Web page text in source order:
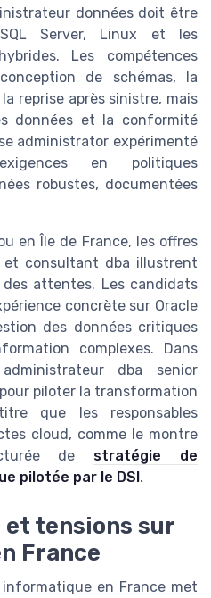
données doit être
Server, Linux et les
Les compétences
de schémas, la
reprise après sinistre, mais
données et la conformité
administrator expérimenté
en politiques
robustes, documentées
en Île de France, les offres
et consultant dba illustrent
attentes. Les candidats
concrète sur Oracle
des données critiques
complexes. Dans
dba senior
piloter la transformation
que les responsables
cloud, comme le montre
de stratégie de
pilotée par le DSI .
et tensions sur
France
informatique en France met